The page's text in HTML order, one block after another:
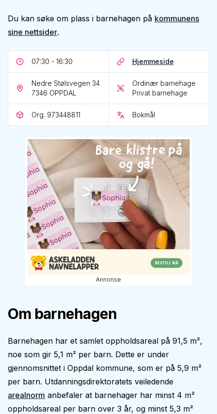
Du kan søke om plass i barnehagen på kommunens
sine nettsider.
07:30 - 16:30 Hjemmeside
Nedre Stølsvegen 34
7346 OPPDAL
Ordinær barnehage
Privat barnehage
Org. 973448811 Bokmål
Annonse
Om barnehagen
Barnehagen har et samlet oppholdsareal på 91,5 m²,
noe som gir 5,1 m² per barn. Dette er under
gjennomsnittet i Oppdal kommune, som er på 5,9 m²
per barn. Utdanningsdirektoratets veiledende
arealnorm anbefaler at barnehager har minst 4 m²
oppholdsareal per barn over 3 år, og minst 5,3 m²